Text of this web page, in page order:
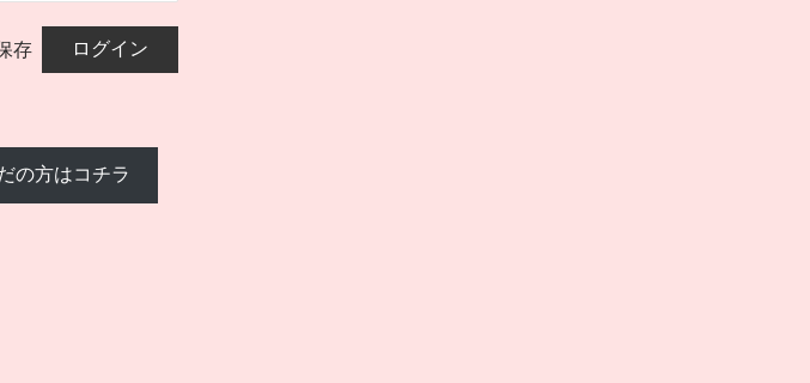
存
の方はコチラ